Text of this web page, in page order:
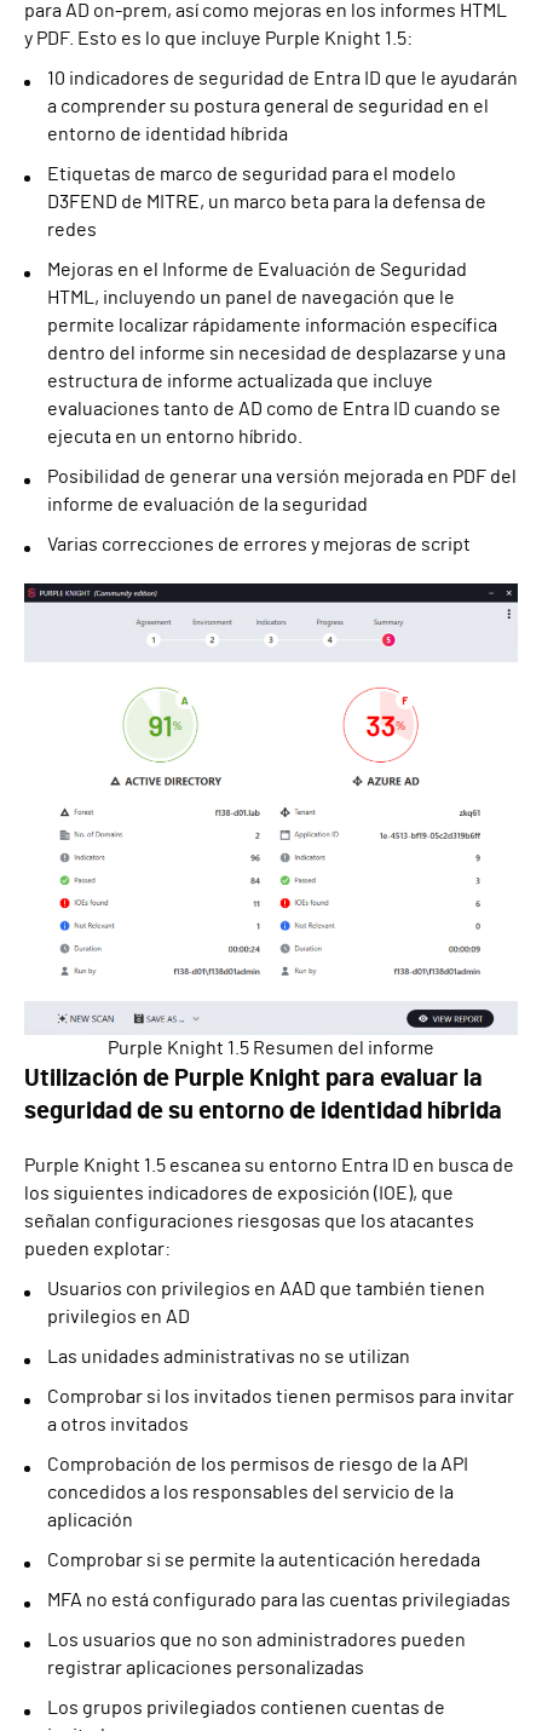
para AD on-prem, así como mejoras en los informes HTML
y PDF. Esto es lo que incluye Purple Knight 1.5:
10 indicadores de seguridad de Entra ID que le ayudarán
a comprender su postura general de seguridad en el
entorno de identidad híbrida
Etiquetas de marco de seguridad para el modelo
D3FEND de MITRE, un marco beta para la defensa de
redes
Mejoras en el Informe de Evaluación de Seguridad
HTML, incluyendo un panel de navegación que le
permite localizar rápidamente información específica
dentro del informe sin necesidad de desplazarse y una
estructura de informe actualizada que incluye
evaluaciones tanto de AD como de Entra ID cuando se
ejecuta en un entorno híbrido.
Posibilidad de generar una versión mejorada en PDF del
informe de evaluación de la seguridad
Varias correcciones de errores y mejoras de script
Purple Knight 1.5 Resumen del informe
Utilización de Purple Knight para evaluar la
seguridad de su entorno de identidad híbrida
Purple Knight 1.5 escanea su entorno Entra ID en busca de
los siguientes indicadores de exposición (IOE), que
señalan configuraciones riesgosas que los atacantes
pueden explotar:
Usuarios con privilegios en AAD que también tienen
privilegios en AD
Las unidades administrativas no se utilizan
Comprobar si los invitados tienen permisos para invitar
a otros invitados
Comprobación de los permisos de riesgo de la API
concedidos a los responsables del servicio de la
aplicación
Comprobar si se permite la autenticación heredada
MFA no está configurado para las cuentas privilegiadas
Los usuarios que no son administradores pueden
registrar aplicaciones personalizadas
Los grupos privilegiados contienen cuentas de